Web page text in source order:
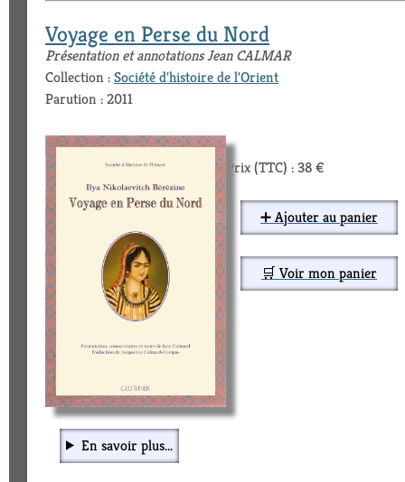
Voyage en Perse du Nord
Présentation et annotations Jean CALMAR
Collection :Société d'histoire de l'Orient
Parution : 2011
Prix (TTC) : 38 €
➕ Ajouter au panier
🛒 Voir mon panier
En savoir plus...